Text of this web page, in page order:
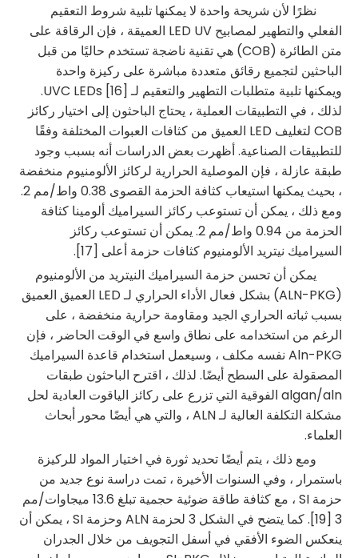
نظرًا لأن شريحة واحدة لا يمكنها تلبية شروط التعقيم
الفعلي والتطهير لمصابيح LED UV العميقة ، فإن الرقاقة على
متن الطائرة (COB) هي تقنية ناضجة تستخدم حاليًا من قبل
الباحثين لتجميع رقائق متعددة مباشرة على ركيزة واحدة
ويمكنها تلبية متطلبات التطهير والتعقيم لـ UVC LEDs [16].
لذلك ، في التطبيقات العملية ، يحتاج الباحثون إلى اختيار ركائز
COB لتغليف LED العميق من كثافات العبوات المختلفة وفقًا
للتطبيقات الصناعية. أظهرت بعض الدراسات أنه بسبب وجود
طبقة عازلة ، فإن الموصلية الحرارية لركائز الألومنيوم منخفضة
، بحيث يمكنها استيعاب كثافة الحزمة القصوى 0.38 واط/مم 2.
ومع ذلك ، يمكن أن تستوعب ركائز السيراميك ألومينا كثافة
الحزمة من 0.94 واط/مم 2. يمكن أن تستوعب ركائز
السيراميك نيتريد الألومنيوم كثافات حزمة أعلى [17].
يمكن أن تحسن حزمة السيراميك النيتريد من الألومنيوم
(ALN-PKG) بشكل فعال الأداء الحراري لـ LED العميق العميق
بسبب ثباته الحراري الجيد ومقاومة حرارية منخفضة ، على
الرغم من استخدامه على نطاق واسع في الوقت الحاضر ، فإن
Aln-PKG نفسه مكلف ، وسيعمل استخدام قاعدة السيراميك
المصقولة على السطح أيضًا. لذلك ، اقترح الباحثون طبقات
algan/aln الفوقية التي تزرع على ركائز الياقوت العادية لحل
مشكلة التكلفة العالية لـ ALN ، والتي هي أيضًا محور أبحاث
العلماء.
ومع ذلك ، يتم أيضًا تحديد ثورة في اختيار المواد للركيزة
باستمرار ، وفي السنوات الأخيرة ، تمت دراسة نوع جديد من
حزمة SI ، مع كثافة طاقة ضوئية حجمية تبلغ 13.6 ميجاوات/مم
3 [19]. كما يتضح في الشكل 3 لحزمة ALN وحزمة SI ، يمكن أن
ينعكس الضوء الأفقي في أسفل التجويف من خلال الجدران